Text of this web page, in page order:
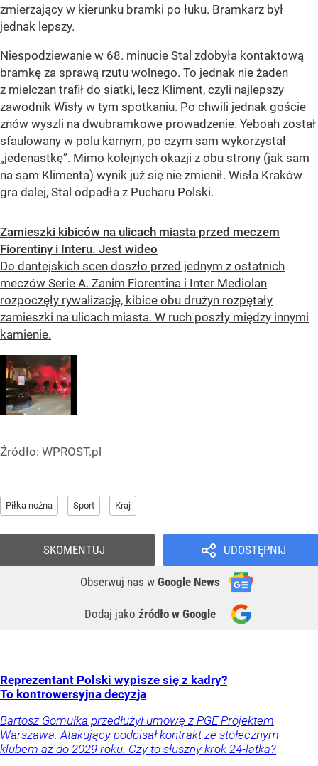
zmierzający w kierunku bramki po łuku. Bramkarz był
jednak lepszy.
Niespodziewanie w 68. minucie Stal zdobyła kontaktową
bramkę za sprawą rzutu wolnego. To jednak nie żaden
z mielczan trafił do siatki, lecz Kliment, czyli najlepszy
zawodnik Wisły w tym spotkaniu. Po chwili jednak goście
znów wyszli na dwubramkowe prowadzenie. Yeboah został
sfaulowany w polu karnym, po czym sam wykorzystał
„jedenastkę”. Mimo kolejnych okazji z obu strony (jak sam
na sam Klimenta) wynik już się nie zmienił. Wisła Kraków
gra dalej, Stal odpadła z Pucharu Polski.
Zamieszki kibiców na ulicach miasta przed meczem
Fiorentiny i Interu. Jest wideo
Do dantejskich scen doszło przed jednym z ostatnich
meczów Serie A. Zanim Fiorentina i Inter Mediolan
rozpoczęły rywalizację, kibice obu drużyn rozpętały
zamieszki na ulicach miasta. W ruch poszły między innymi
kamienie.
Źródło: WPROST.pl
Piłka nożna Sport Kraj
UDOSTĘPNIJ
Obserwuj nas w Google News
Dodaj jako źródło w Google
SKOMENTUJ
Reprezentant Polski wypisze się z kadry?
To kontrowersyjna decyzja
Bartosz Gomułka przedłużył umowę z PGE Projektem
Warszawa. Atakujący podpisał kontrakt ze stołecznym
klubem aż do 2029 roku. Czy to słuszny krok 24-latka?